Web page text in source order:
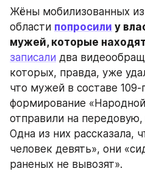
Жёны мобилизованных
области попросили у
мужей, которые
записали два
которых, правда, уже
что мужей в составе
формирование
отправили на
Одна из них рассказала,
человек девять», они
раненых не вывозят».